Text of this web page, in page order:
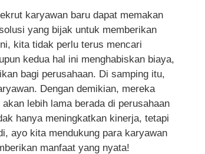
karyawan baru dapat memakan
yang bijak untuk memberikan
kita tidak perlu terus mencari
kedua hal ini menghabiskan biaya,
bagi perusahaan. Di samping itu,
Dengan demikian, mereka
lebih lama berada di perusahaan
hanya meningkatkan kinerja, tetapi
ayo kita mendukung para karyawan
manfaat yang nyata!